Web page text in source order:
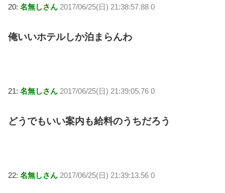
20: 名無しさん 2017/06/25(日) 21:38:57.88 0
俺いいホテルしか泊まらんわ
21: 名無しさん 2017/06/25(日) 21:39:05.76 0
どうでもいい案内も給料のうちだろう
22: 名無しさん 2017/06/25(日) 21:39:13.56 0